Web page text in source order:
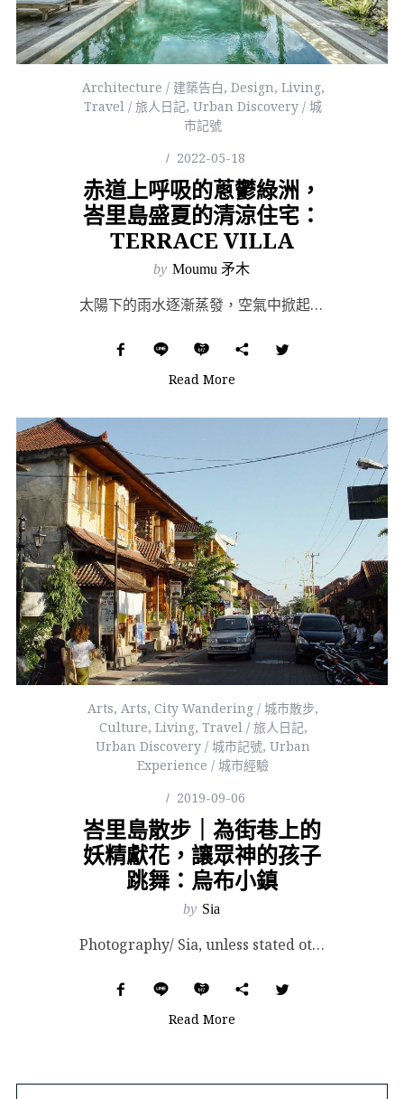
Architecture / 建築告白, Design, Living,
Travel / 旅人日記,Urban Discovery / 城
市記號
2022-05-18
赤道上呼吸的蔥鬱綠洲，
峇里島盛夏的清涼住宅：
TERRACE VILLA
by Moumu 矛木
太陽下的雨水逐漸蒸發，空氣中掀起陽光與泥草的氣味，那是灌溉與豐盛的象徵，一種獨屬夏天的氣息。峇里島烏...
Read More
Arts, Arts,City Wandering / 城市散步,
Culture, Living, Travel / 旅人日記,
Urban Discovery / 城市記號,Urban
Experience / 城市經驗
2019-09-06
峇里島散步｜為街巷上的
妖精獻花，讓眾神的孩子
跳舞：烏布小鎮
by Sia
Photography/ Sia, unless stated otherwise. Part of...
Read More